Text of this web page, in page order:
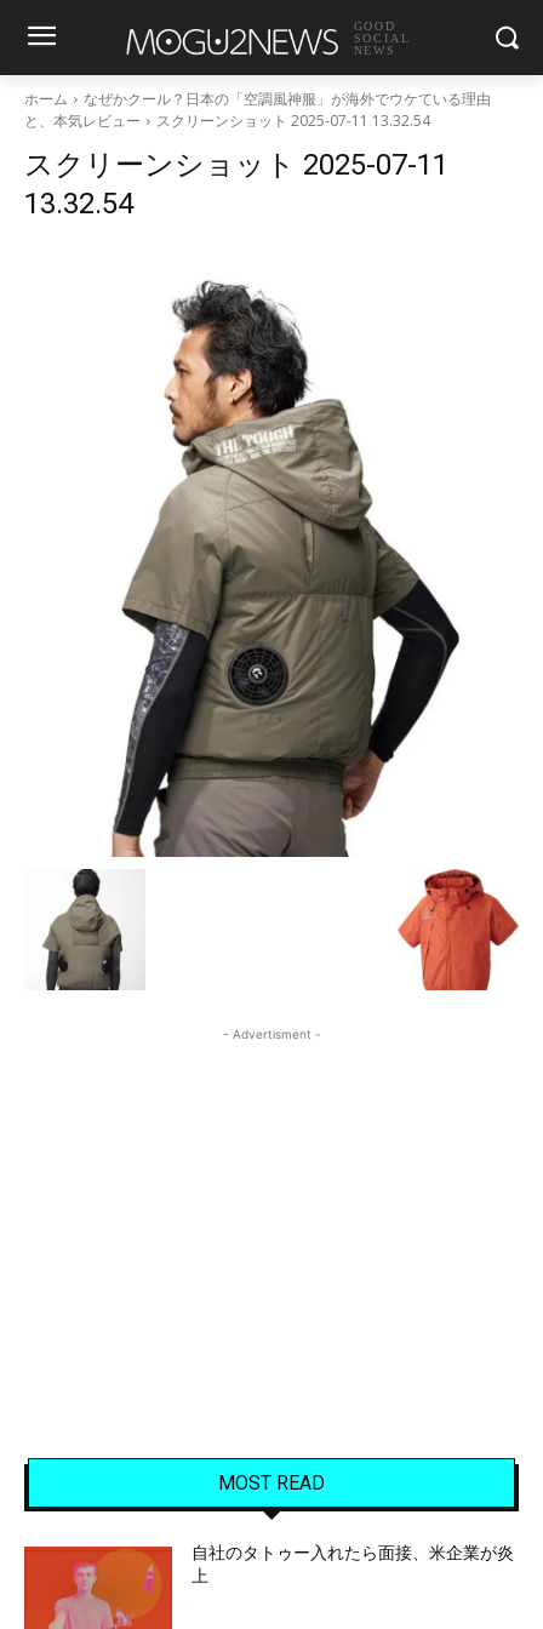
GOOD
SOCIAL
NEWS
ホーム
なぜかクール？日本の「空調風神服」が海外でウケている理由
と、本気レビュー
スクリーンショット 2025-07-11 13.32.54
スクリーンショット 2025-07-11
13.32.54
- Advertisment -
MOST READ
自社のタトゥー入れたら面接、米企業が炎
上